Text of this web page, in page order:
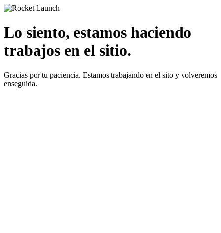
Lo siento, estamos haciendo
trabajos en el sitio.
Gracias por tu paciencia. Estamos trabajando en el sito y volveremos
enseguida.